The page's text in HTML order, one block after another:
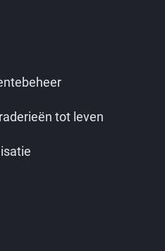
tot leven